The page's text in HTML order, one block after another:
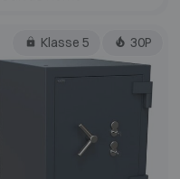
Klasse 5 30P